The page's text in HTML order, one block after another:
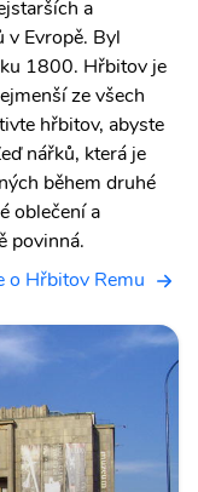
a
Evropě. Byl
1800. Hřbitov je
ze všech
hřbitov, abyste
nářků, která je
během druhé
oblečení a
povinná.
o Hřbitov Remu